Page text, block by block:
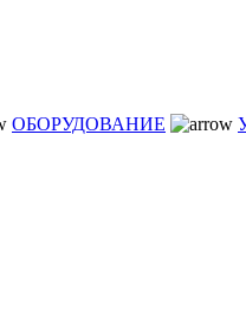
ОБОРУДОВАНИЕ